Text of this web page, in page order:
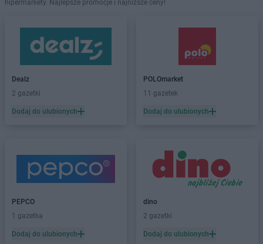
hipermarkety. Najlepsze promocje i najniższe ceny!
Dealz
2 gazetki
Dodaj do ulubionych
POLOmarket
11 gazetek
Dodaj do ulubionych
PEPCO
1 gazetka
Dodaj do ulubionych
dino
2 gazetki
Dodaj do ulubionych